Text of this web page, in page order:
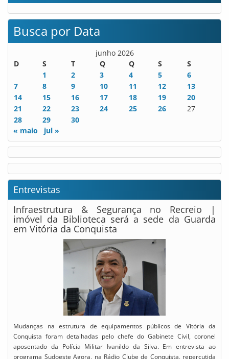
Busca por Data
junho 2026
D
S T Q Q S
S
1
2 3 4 5
6
7
8 9 10 11 12
13
14
15 16 17 18 19
20
21
22 23 24 25 26
27
28
29
30
« maio
jul »
Entrevistas
Infraestrutura & Segurança no Recreio |
imóvel da Biblioteca será a sede da Guarda
em Vitória da Conquista
Mudanças na estrutura de equipamentos públicos de Vitória da
Conquista foram detalhadas pelo chefe do Gabinete Civil, coronel
aposentado da Polícia Militar Ivanildo da Silva. Em entrevista ao
programa Sudoeste Agora, na Rádio Clube de Conquista, repercutida